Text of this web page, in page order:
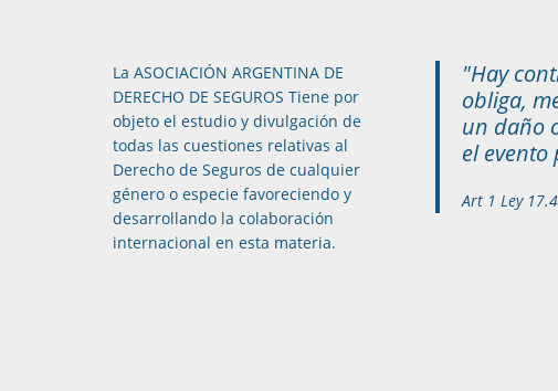
La ASOCIACIÓN ARGENTINA DE
DERECHO DE SEGUROS Tiene por
objeto el estudio y divulgación de
todas las cuestiones relativas al
Derecho de Seguros de cualquier
género o especie favoreciendo y
desarrollando la colaboración
internacional en esta materia.
"Hay
obliga,
un daño
el evento
Art 1 Ley